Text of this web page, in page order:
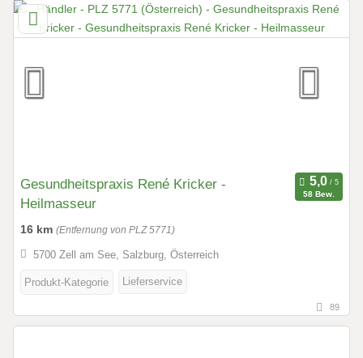
Gesundheitspraxis René Kricker -
Heilmasseur
58 Bew.
16 km (Entfernung von PLZ 5771)
5700 Zell am See, Salzburg, Österreich
Produkt-Kategorie Lieferservice
89